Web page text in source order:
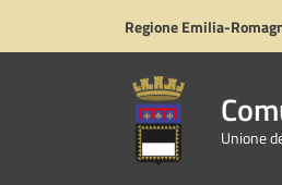
Regione Emilia-
Unione